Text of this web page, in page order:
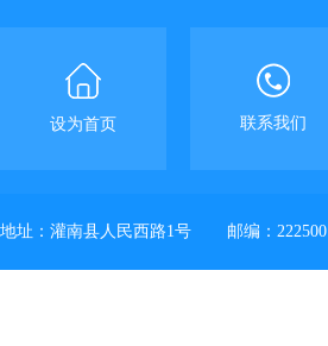
设为首页 联系我们
地址：灌南县人民西路1号 邮编：222500